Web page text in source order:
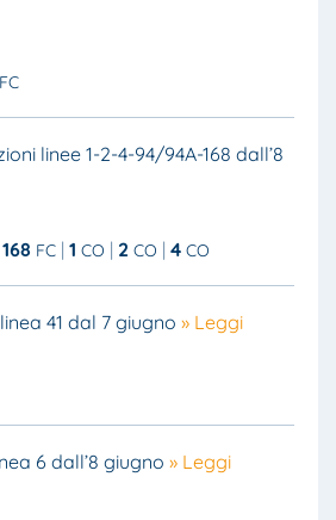
FC
linee 1-2-4-94/94A-168 dall’8
168 FC 1 CO 2 CO 4 CO
41 dal 7 giugno » Leggi
6 dall’8 giugno » Leggi